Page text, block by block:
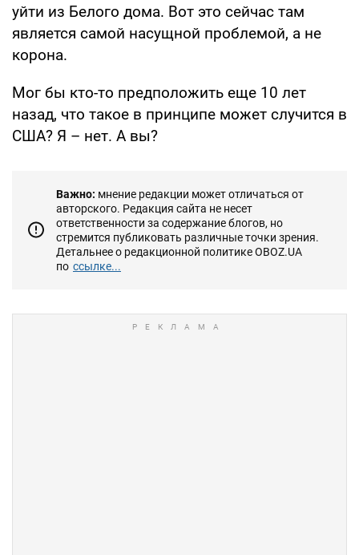
уйти из Белого дома. Вот это сейчас там
является самой насущной проблемой, а не
корона.
Мог бы кто-то предположить еще 10 лет
назад, что такое в принципе может случится в
США? Я – нет. А вы?
Важно: мнение редакции может отличаться от
авторского. Редакция сайта не несет
ответственности за содержание блогов, но
стремится публиковать различные точки зрения.
Детальнее о редакционной политике OBOZ.UA
по ссылке...